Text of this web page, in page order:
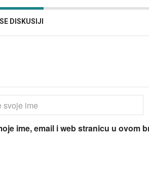
DISKUSIJI
ime, email i web stranicu u ovom